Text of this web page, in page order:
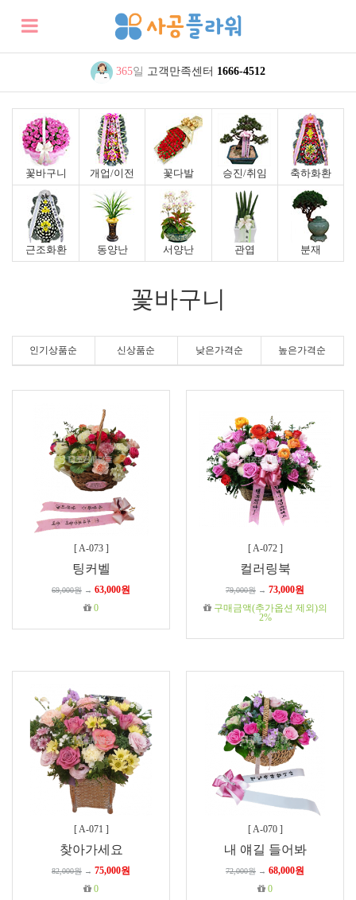
365일 고객만족센터 1666-4512
꽃바구니 개업/이전 꽃다발 승진/취임 축하화환
근조화환 동양난 서양난 관엽 분재
꽃바구니
인기상품순 신상품순 낮은가격순 높은가격순
[A-073 ]
팅커벨
69,000원 → 63,000원
0
[A-072 ]
컬러링북
79,000원 → 73,000원
구매금액(추가옵션 제외)의
2%
[A-071 ]
찾아가세요
82,000원 → 75,000원
0
[A-070 ]
내 얘길 들어봐
72,000원 → 68,000원
0